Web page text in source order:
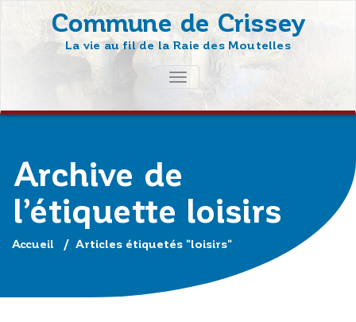
Commune de Crissey
La vie au fil de la Raie des Moutelles
AFFICHER/MASQUER
LA
NAVIGATION
Archive de
l’étiquette loisirs
Accueil / Articles étiquetés "loisirs"